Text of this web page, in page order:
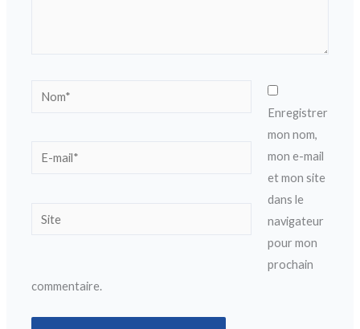
Nom*
E-
Site
Enregistrer
mon nom,
mon e-mail
et mon site
dans le
navigateur
pour mon
prochain
commentaire.